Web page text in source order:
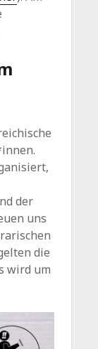
der
uns
die
wird um